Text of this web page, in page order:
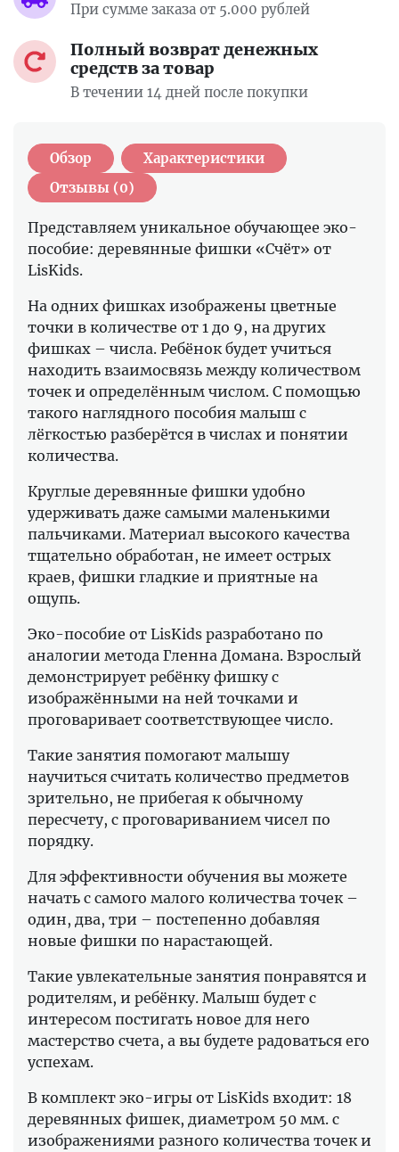
При сумме заказа от 5.000 рублей
Полный возврат денежных
средств за товар
В течении 14 дней после покупки
Обзор
Характеристики
Отзывы (0)
Представляем уникальное обучающее эко-
пособие: деревянные фишки «Счёт» от
LisKids.
На одних фишках изображены цветные
точки в количестве от 1 до 9, на других
фишках – числа. Ребёнок будет учиться
находить взаимосвязь между количеством
точек и определённым числом. С помощью
такого наглядного пособия малыш с
лёгкостью разберётся в числах и понятии
количества.
Круглые деревянные фишки удобно
удерживать даже самыми маленькими
пальчиками. Материал высокого качества
тщательно обработан, не имеет острых
краев, фишки гладкие и приятные на
ощупь.
Эко-пособие от LisKids разработано по
аналогии метода Гленна Домана. Взрослый
демонстрирует ребёнку фишку с
изображёнными на ней точками и
проговаривает соответствующее число.
Такие занятия помогают малышу
научиться считать количество предметов
зрительно, не прибегая к обычному
пересчету, с проговариванием чисел по
порядку.
Для эффективности обучения вы можете
начать с самого малого количества точек –
один, два, три – постепенно добавляя
новые фишки по нарастающей.
Такие увлекательные занятия понравятся и
родителям, и ребёнку. Малыш будет с
интересом постигать новое для него
мастерство счета, а вы будете радоваться его
успехам.
В комплект эко-игры от LisKids входит: 18
деревянных фишек, диаметром 50 мм. с
изображениями разного количества точек и